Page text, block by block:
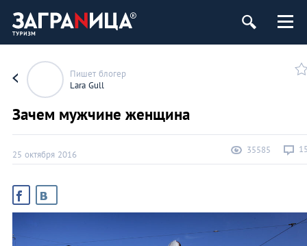
Пишет блогер
Lara Gull
Зачем мужчине женщина
25 октября 2016 35585